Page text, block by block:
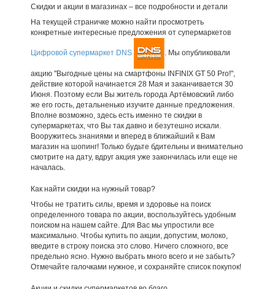
Скидки и акции в магазинах – все подробности и детали
На текущей страничке можно найти просмотреть
конкретные интересные предложения от супермаркетов
Цифровой супермаркет DNS . Мы опубликовали
акцию "Выгодные цены на смартфоны INFINIX GT 50 Pro!",
действие которой начинается 28 Мая и заканчивается 30
Июня. Поэтому если Вы житель города Артёмовский либо
же его гость, детальненько изучите данные предложения.
Вполне возможно, здесь есть именно те скидки в
супермаркетах, что Вы так давно и безутешно искали.
Вооружитесь знаниями и вперед в ближайший к Вам
магазин на шопинг! Только будьте бдительны и внимательно
смотрите на дату, вдруг акция уже закончилась или еще не
началась.
Как найти скидки на нужный товар?
Чтобы не тратить силы, время и здоровье на поиск
определенного товара по акции, воспользуйтесь удобным
поиском на нашем сайте. Для Вас мы упростили все
максимально. Чтобы купить по акции, допустим, молоко,
введите в строку поиска это слово. Ничего сложного, все
предельно ясно. Нужно выбрать много всего и не забыть?
Отмечайте галочками нужное, и сохраняйте список покупок!